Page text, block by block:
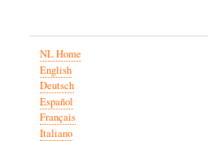
NL Home
English
Deutsch
Español
Français
Italiano